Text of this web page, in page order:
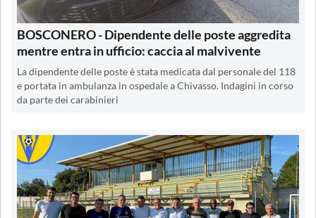
BOSCONERO - Dipendente delle poste aggredita
mentre entra in ufficio: caccia al malvivente
La dipendente delle poste è stata medicata dal personale del 118
e portata in ambulanza in ospedale a Chivasso. Indagini in corso
da parte dei carabinieri